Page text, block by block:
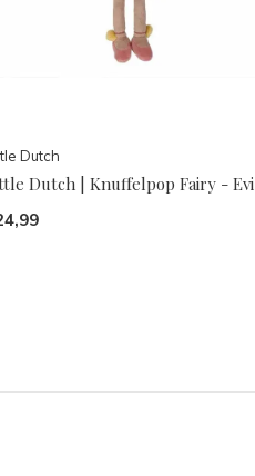
Dutch
Dutch | Knuffelpop Fairy - Evi